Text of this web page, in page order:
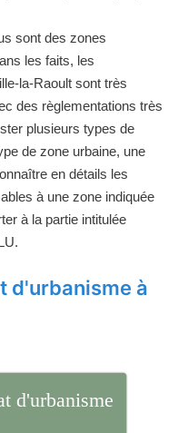
sont des zones
les faits, les
la-Raoult sont très
des règlementations très
plusieurs types de
de zone urbaine, une
en détails les
à une zone indiquée
à la partie intitulée
d'urbanisme à
d'urbanisme